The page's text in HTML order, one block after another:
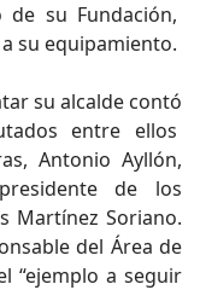
su Fundación,
su equipamiento.
su alcalde contó
entre ellos
Antonio Ayllón,
de los
Martínez Soriano.
del Área de
“ejemplo a seguir